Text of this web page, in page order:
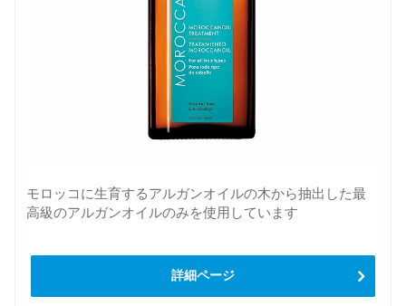
モロッコに生育するアルガンオイルの木から抽出した最
高級のアルガンオイルのみを使用しています
詳細ページ